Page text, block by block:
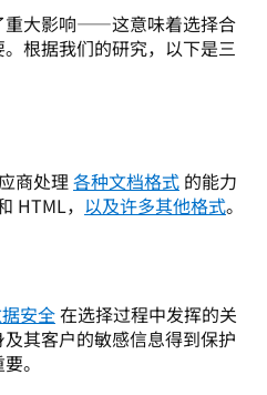
重大影响——这意味着选择合
根据我们的研究，以下是三
商处理 各种文档格式 的能力
HTML， 以及许多其他格式。
安全 在选择过程中发挥的关
其客户的敏感信息得到保护
。